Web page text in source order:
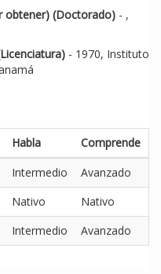
obtener) (Doctorado) - ,
- 1970, Instituto
Habla
Comprende
Intermedio
Avanzado
Nativo
Nativo
Intermedio Avanzado